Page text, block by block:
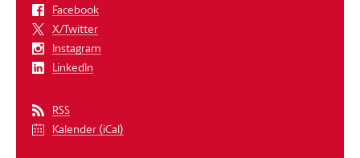
Facebook
X/Twitter
Instagram
LinkedIn
RSS
Kalender (iCal)